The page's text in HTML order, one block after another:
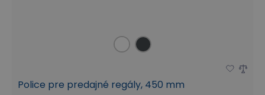
Police pre predajné regály, 450 mm